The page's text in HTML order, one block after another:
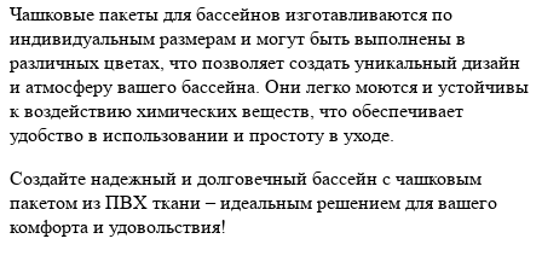
Чашковые пакеты для бассейнов изготавливаются по
индивидуальным размерам и могут быть выполнены в
различных цветах, что позволяет создать уникальный дизайн
и атмосферу вашего бассейна. Они легко моются и устойчивы
к воздействию химических веществ, что обеспечивает
удобство в использовании и простоту в уходе.
Создайте надежный и долговечный бассейн с чашковым
пакетом из ПВХ ткани – идеальным решением для вашего
комфорта и удовольствия!